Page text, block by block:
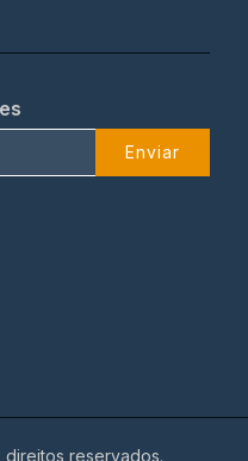
Enviar
reservados.